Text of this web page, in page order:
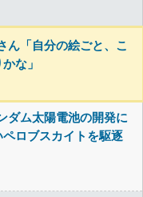
ん「自分の絵ごと、こ
な」
ダム太陽電池の開発に
ロブスカイトを駆逐